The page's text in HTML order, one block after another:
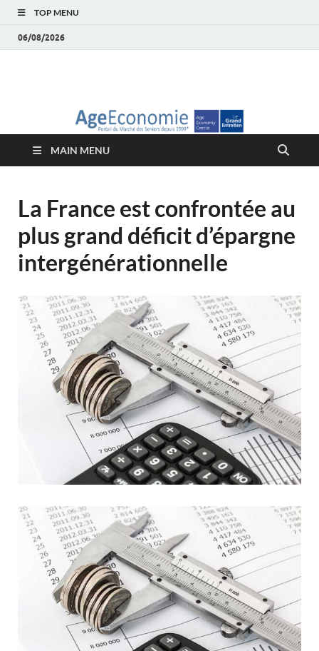
TOP MENU
06/08/2026
économie – Marché
des Seniors
MAIN MENU
La France est confrontée au
plus grand déficit d’épargne
intergénérationnelle